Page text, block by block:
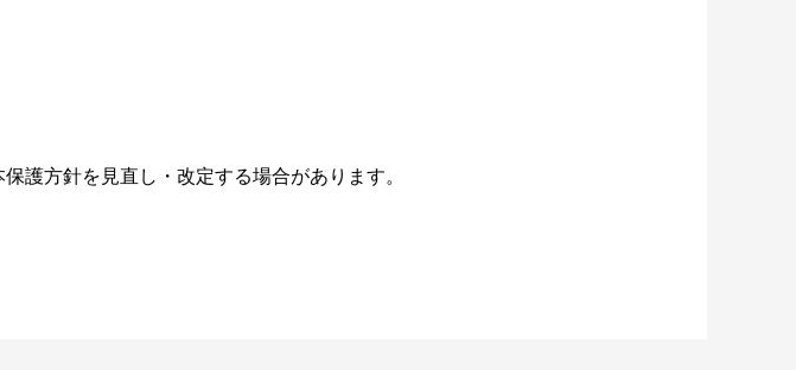
護方針を見直し・改定する場合があります。